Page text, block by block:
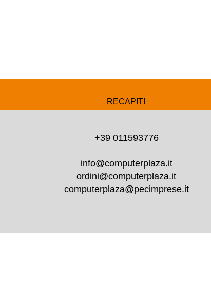
RECAPITI
+39 011593776
info@computerplaza.it
ordini@computerplaza.it
computerplaza@pecimprese.it